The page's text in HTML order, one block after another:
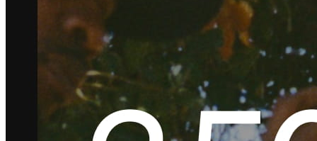
Belleza
Servicios
Todos los tipos de negocio
Productos
Hardware